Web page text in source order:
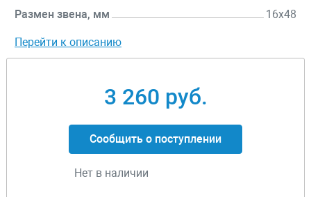
Размен звена, мм 16х48
Перейти к описанию
3 260 руб.
Сообщить о поступлении
Нет в наличии